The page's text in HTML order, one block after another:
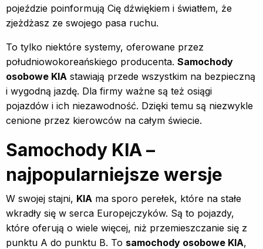
pojeździe poinformują Cię dźwiękiem i światłem, że
zjeżdżasz ze swojego pasa ruchu.
To tylko niektóre systemy, oferowane przez
południowokoreańskiego producenta. Samochody
osobowe KIA stawiają przede wszystkim na bezpieczną
i wygodną jazdę. Dla firmy ważne są też osiągi
pojazdów i ich niezawodność. Dzięki temu są niezwykle
cenione przez kierowców na całym świecie.
Samochody KIA –
najpopularniejsze wersje
W swojej stajni, KIA ma sporo perełek, które na stałe
wkradły się w serca Europejczyków. Są to pojazdy,
które oferują o wiele więcej, niż przemieszczanie się z
punktu A do punktu B. To samochody osobowe KIA,